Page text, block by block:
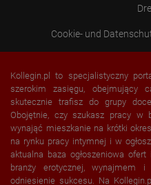
Cookie- und
Kollegin.pl to specjalistyczny
szerokim zasięgu, obejmujący
skutecznie trafisz do grupy
Obojętnie, czy szukasz pracy w
wynająć mieszkanie na krótki
na rynku pracy intymnej i w
aktualna baza ogłoszeniowa
branży erotycznej, wynajmem i
odniesienie sukcesu. Na